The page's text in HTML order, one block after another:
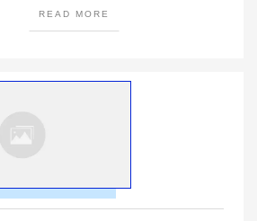
READ MORE